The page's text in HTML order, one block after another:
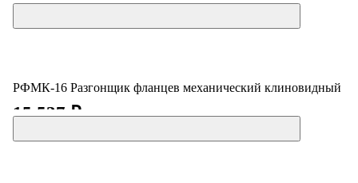
РФМК-16 Разгонщик фланцев механический клиновидный
15 537 ₽